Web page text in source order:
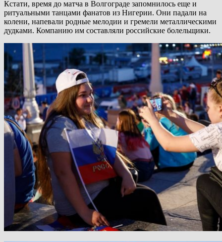
Кстати, время до матча в Волгограде запомнилось еще и
ритуальными танцами фанатов из Нигерии. Они падали на
колени, напевали родные мелодии и гремели металлическими
дудками. Компанию им составляли российские болельщики.